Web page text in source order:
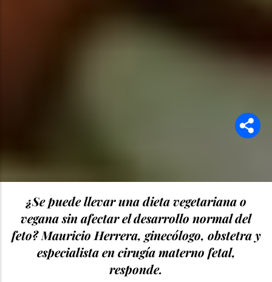
¿Se puede llevar una dieta vegetariana o
vegana sin afectar el desarrollo normal del
feto? Mauricio Herrera, ginecólogo, obstetra y
especialista en cirugía materno fetal,
responde.